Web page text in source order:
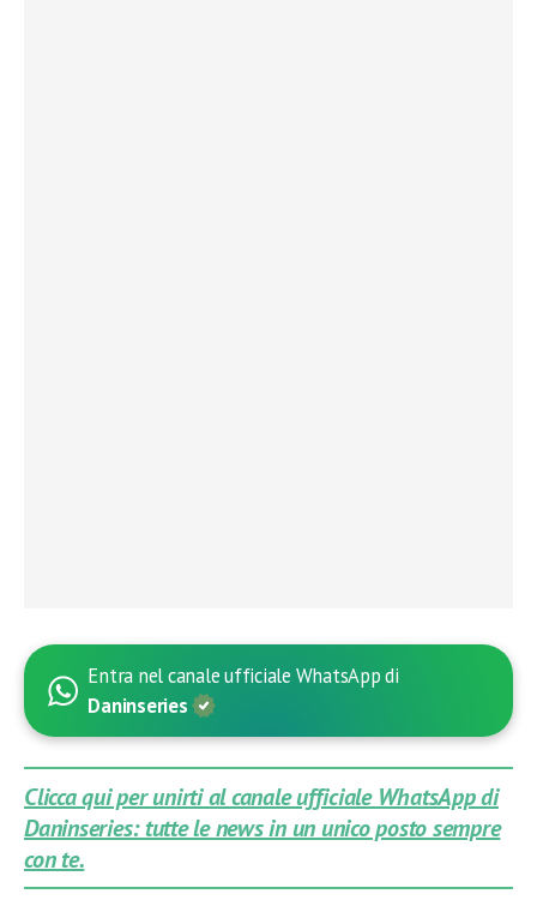
Entra nel canale ufficiale WhatsApp di
Daninseries
Clicca qui per unirti al canale ufficiale WhatsApp di
Daninseries: tutte le news in un unico posto sempre
con te.